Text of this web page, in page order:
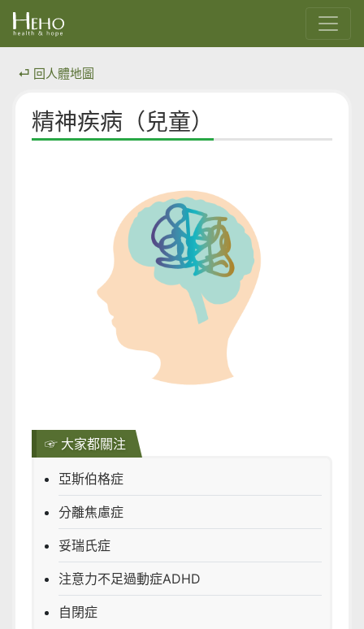
⏎ 回人體地圖
精神疾病（兒童）
☞ 大家都關注
亞斯伯格症
分離焦慮症
妥瑞氏症
注意力不足過動症ADHD
自閉症